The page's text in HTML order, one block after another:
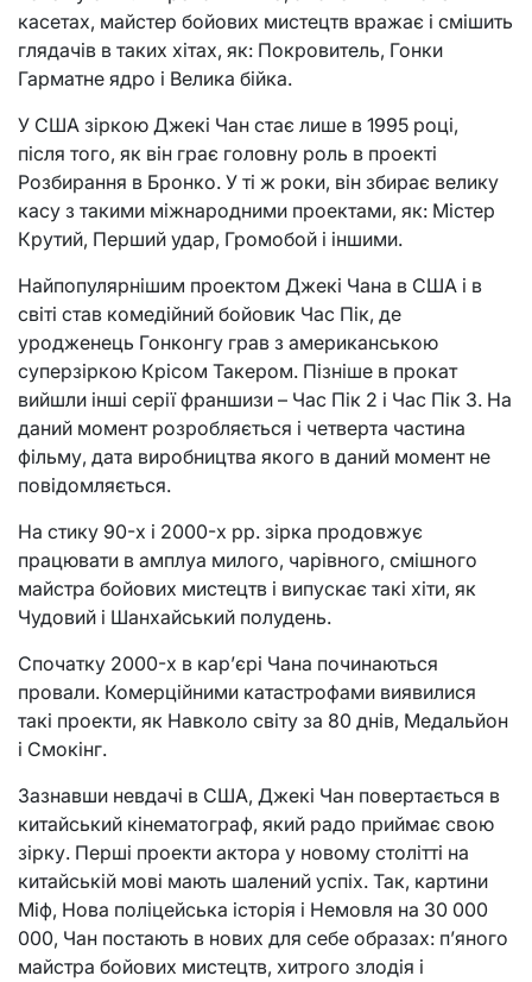
касетах, майстер бойових мистецтв вражає і смішить
глядачів в таких хітах, як: Покровитель, Гонки
Гарматне ядро ​​і Велика бійка.
У США зіркою Джекі Чан стає лише в 1995 році,
після того, як він грає головну роль в проекті
Розбирання в Бронко. У ті ж роки, він збирає велику
касу з такими міжнародними проектами, як: Містер
Крутий, Перший удар, Громобой і іншими.
Найпопулярнішим проектом Джекі Чана в США і в
світі став комедійний бойовик Час Пік, де
уродженець Гонконгу грав з американською
суперзіркою Крісом Такером. Пізніше в прокат
вийшли інші серії франшизи – Час Пік 2 і Час Пік 3. На
даний момент розробляється і четверта частина
фільму, дата виробництва якого в даний момент не
повідомляється.
На стику 90-х і 2000-х рр. зірка продовжує
працювати в амплуа милого, чарівного, смішного
майстра бойових мистецтв і випускає такі хіти, як
Чудовий і Шанхайський полудень.
Спочатку 2000-х в кар’єрі Чана починаються
провали. Комерційними катастрофами виявилися
такі проекти, як Навколо світу за 80 днів, Медальйон
і Смокінг.
Зазнавши невдачі в США, Джекі Чан повертається в
китайський кінематограф, який радо приймає свою
зірку. Перші проекти актора у новому столітті на
китайській мові мають шалений успіх. Так, картини
Міф, Нова поліцейська історія і Немовля на 30 000
000, Чан постають в нових для себе образах: п’яного
майстра бойових мистецтв, хитрого злодія і